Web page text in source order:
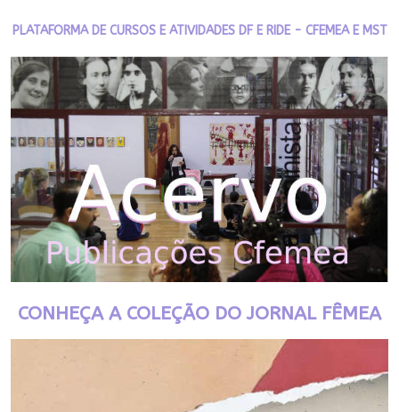
PLATAFORMA DE CURSOS E ATIVIDADES DF E RIDE - CFEMEA E MST
CONHEÇA A COLEÇÃO DO JORNAL FÊMEA